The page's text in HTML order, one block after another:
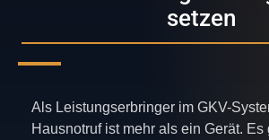
setzen
Als Leistungserbringer im GKV-
Hausnotruf ist mehr als ein Gerät. Es